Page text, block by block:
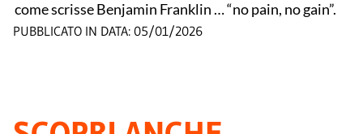
come scrisse Benjamin Franklin … “no pain, no gain”.
PUBBLICATO IN DATA: 05/01/2026